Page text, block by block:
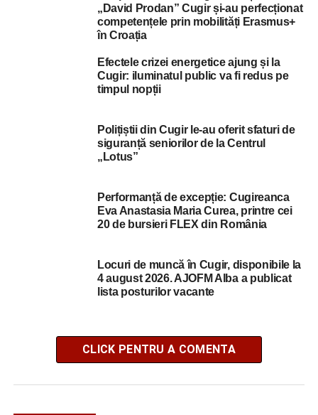
„David Prodan” Cugir și-au perfecționat
competențele prin mobilități Erasmus+
în Croația
Efectele crizei energetice ajung și la
Cugir: iluminatul public va fi redus pe
timpul nopții
Polițiștii din Cugir le-au oferit sfaturi de
siguranță seniorilor de la Centrul
„Lotus”
Performanță de excepție: Cugireanca
Eva Anastasia Maria Curea, printre cei
20 de bursieri FLEX din România
Locuri de muncă în Cugir, disponibile la
4 august 2026. AJOFM Alba a publicat
lista posturilor vacante
CLICK PENTRU A COMENTA